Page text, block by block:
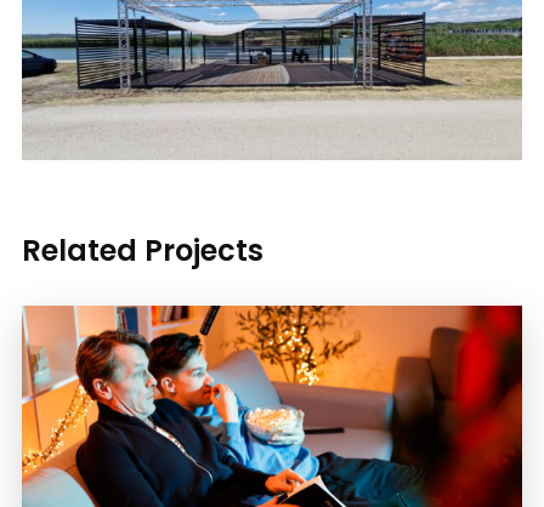
Related Projects